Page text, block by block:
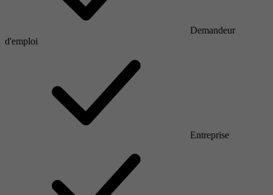
Demandeur
d'emploi
Entreprise